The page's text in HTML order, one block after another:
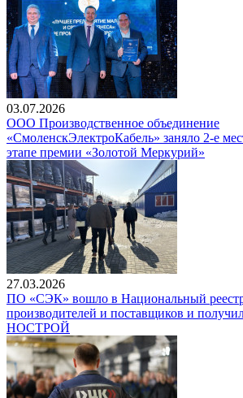
03.07.2026
ООО Производственное объединение
«СмоленскЭлектроКабель» заняло 2-е
этапе премии «Золотой Меркурий»
27.03.2026
ПО «СЭК» вошло в Национальный
производителей и поставщиков и
НОСТРОЙ